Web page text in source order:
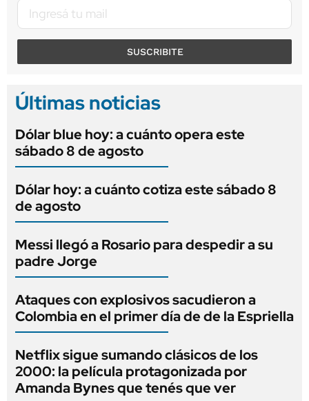
SUSCRIBITE
Últimas noticias
Dólar blue hoy: a cuánto opera este
sábado 8 de agosto
Dólar hoy: a cuánto cotiza este sábado 8
de agosto
Messi llegó a Rosario para despedir a su
padre Jorge
Ataques con explosivos sacudieron a
Colombia en el primer día de de la Espriella
Netflix sigue sumando clásicos de los
2000: la película protagonizada por
Amanda Bynes que tenés que ver